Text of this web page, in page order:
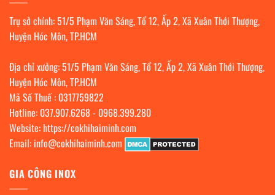
Trụ sở chính: 51/5 Phạm Văn Sáng, Tổ 12, Ấp 2, Xã Xuân Thới Thượng,
Huyện Hóc Môn, TP.HCM
Địa chỉ xưởng: 51/5 Phạm Văn Sáng, Tổ 12, Ấp 2, Xã Xuân Thới Thượng,
Huyện Hóc Môn, TP.HCM
Mã Số Thuế : 0317759822
Hotline: 037.907.6268- 0968.399.280
Website: https://cokhihaiminh.com
Email: info@cokhihaiminh.com
GIA CÔNG INOX